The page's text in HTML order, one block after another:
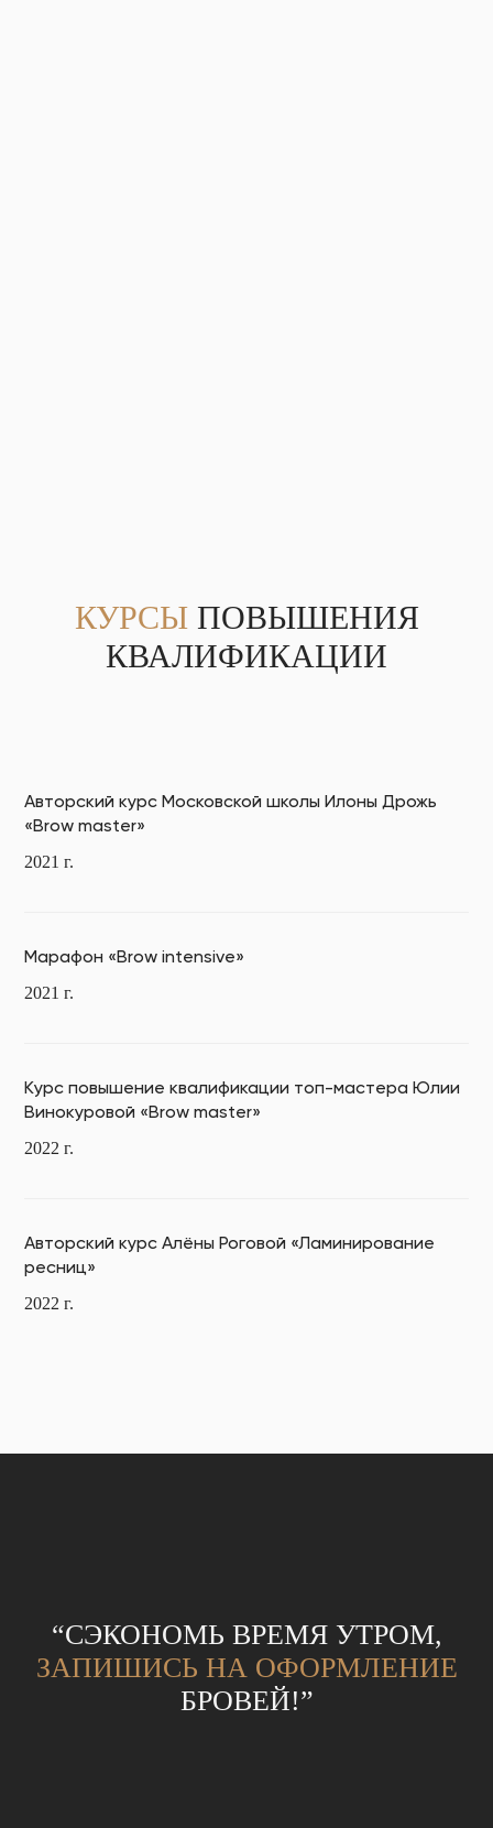
КУРСЫПОВЫШЕНИЯ
КВАЛИФИКАЦИИ
Авторский курс Московской школы Илоны Дрожь
«Brow master»
2021 г.
Марафон «Brow intensive»
2021 г.
Курс повышение квалификации топ-мастера Юлии
Винокуровой «Brow master»
2022 г.
Авторский курс Алёны Роговой «Ламинирование
ресниц»
2022 г.
“СЭКОНОМЬ ВРЕМЯ УТРОМ,
ЗАПИШИСЬ НА ОФОРМЛЕНИЕ
БРОВЕЙ!”